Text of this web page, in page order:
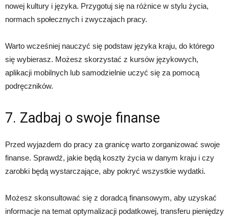
nowej kultury i języka. Przygotuj się na różnice w stylu życia,
normach społecznych i zwyczajach pracy.
Warto wcześniej nauczyć się podstaw języka kraju, do którego
się wybierasz. Możesz skorzystać z kursów językowych,
aplikacji mobilnych lub samodzielnie uczyć się za pomocą
podręczników.
7. Zadbaj o swoje finanse
Przed wyjazdem do pracy za granicę warto zorganizować swoje
finanse. Sprawdź, jakie będą koszty życia w danym kraju i czy
zarobki będą wystarczające, aby pokryć wszystkie wydatki.
Możesz skonsultować się z doradcą finansowym, aby uzyskać
informacje na temat optymalizacji podatkowej, transferu pieniędzy